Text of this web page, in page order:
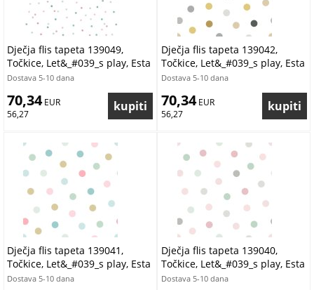
Dječja flis tapeta 139049,
Točkice, Let&_#039_s play, Esta
Dostava 5-10 dana
70,34 EUR
56,27
Dječja flis tapeta 139042,
Točkice, Let&_#039_s play, Esta
Dostava 5-10 dana
70,34 EUR
56,27
Dječja flis tapeta 139041,
Točkice, Let&_#039_s play, Esta
Dostava 5-10 dana
Dječja flis tapeta 139040,
Točkice, Let&_#039_s play, Esta
Dostava 5-10 dana